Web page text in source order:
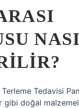
Terleme Tedavisi
gibi doğal